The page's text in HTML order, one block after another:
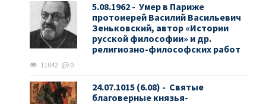
5.08.1962 - Умер в Париже
протоиерей Василий Васильевич
Зеньковский, автор «Истории
русской философии» и др.
религиозно-философских работ
11042 0
24.07.1015 (6.08) - Святые
благоверные князья-